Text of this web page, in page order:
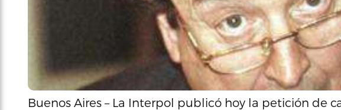
Buenos Aires – La Interpol publicó hoy la petición de